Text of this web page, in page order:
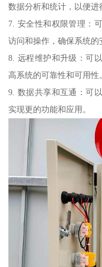
数据分析和统计，以便进
7. 安全性和权限管理：
访问和操作，确保系统的
8. 远程维护和升级：可
高系统的可靠性和可用性
9. 数据共享和互通：可
实现更的功能和应用。